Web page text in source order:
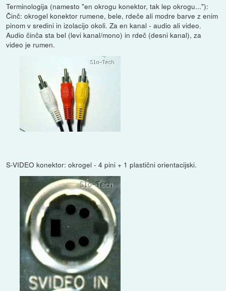
Terminologija (namesto "en okrogu konektor, tak lep okrogu..."):
Činč: okrogel konektor rumene, bele, rdeče ali modre barve z enim
pinom v sredini in izolacijo okoli. Za en kanal - audio ali video.
Audio činča sta bel (levi kanal/mono) in rdeč (desni kanal), za
video je rumen.
S-VIDEO konektor: okrogel - 4 pini + 1 plastični orientacijski.